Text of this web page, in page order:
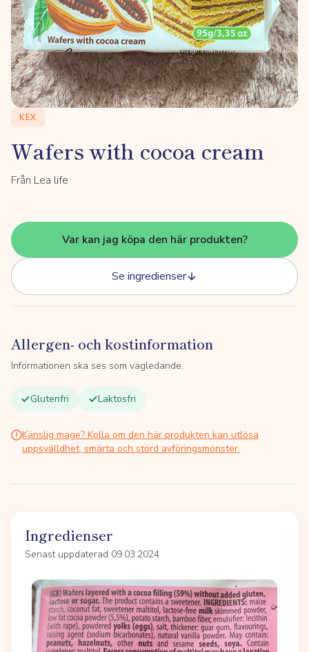
KEX
Wafers with cocoa cream
Från Lea life
Var kan jag köpa den här produkten?
Se ingredienser
Allergen- och kostinformation
Informationen ska ses som vägledande.
Glutenfri Laktosfri
Känslig mage? Kolla om den här produkten kan utlösa
uppsvälldhet, smärta och störd avföringsmönster.
Ingredienser
Senast uppdaterad 09.03.2024